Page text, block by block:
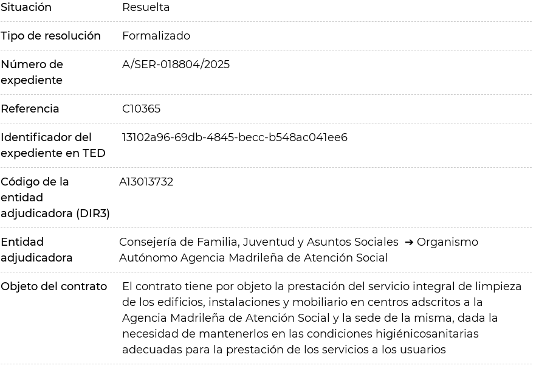
Situación Resuelta
Tipo de resolución Formalizado
Número de
expediente
A/SER-018804/2025
Referencia C10365
Identificador del
expediente en TED
13102a96-69db-4845-becc-b548ac041ee6
Código de la
entidad
adjudicadora (DIR3)
A13013732
Entidad
adjudicadora
Consejería de Familia, Juventud y Asuntos Sociales
Organismo
Autónomo Agencia Madrileña de Atención Social
Objeto del contrato
El contrato tiene por objeto la prestación del servicio integral de limpieza
de los edificios, instalaciones y mobiliario en centros adscritos a la
Agencia Madrileña de Atención Social y la sede de la misma, dada la
necesidad de mantenerlos en las condiciones higiénicosanitarias
adecuadas para la prestación de los servicios a los usuarios